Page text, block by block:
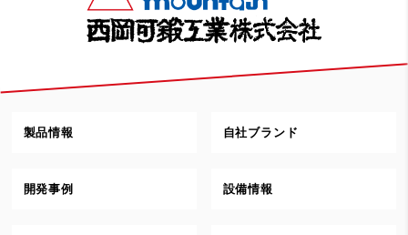
製品情報 自社ブランド
開発事例 設備情報